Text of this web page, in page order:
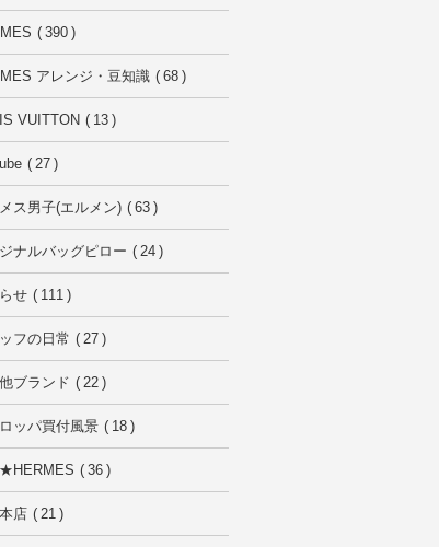
390
アレンジ・豆知識 68
VUITTON 13
27
ス男子(エルメン) 63
ナルバッグピロー 24
せ 111
フの日常 27
ブランド 22
ッパ買付風景 18
36
店 21